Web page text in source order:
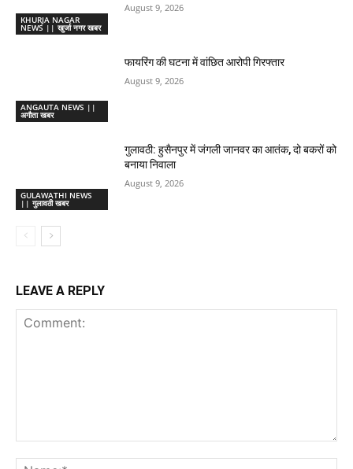
KHURJA NAGAR
NEWS || खुर्जा नगर खबर
August 9, 2026
ANGAUTA NEWS ||
अगौता खबर
फायरिंग की घटना में वांछित आरोपी गिरफ्तार
August 9, 2026
GULAWATHI NEWS
|| गुलावठी खबर
गुलावठी: हुसैनपुर में जंगली जानवर का आतंक, दो बकरों को
बनाया निवाला
August 9, 2026
LEAVE A REPLY